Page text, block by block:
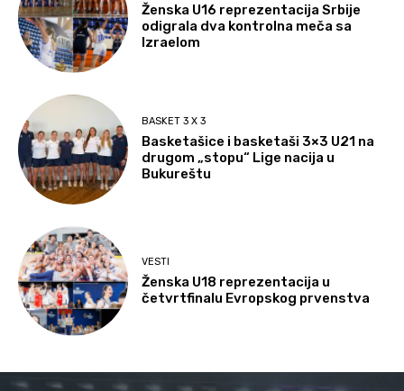
Ženska U16 reprezentacija Srbije
odigrala dva kontrolna meča sa
Izraelom
BASKET 3 X 3
Basketašice i basketaši 3×3 U21 na
drugom „stopu“ Lige nacija u
Bukureštu
VESTI
Ženska U18 reprezentacija u
četvrtfinalu Evropskog prvenstva